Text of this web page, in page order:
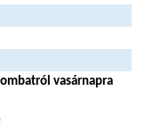
vasárnapra